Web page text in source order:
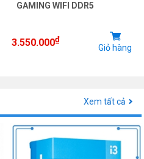
GAMING WIFI DDR5
3.550.000₫
Giỏ hàng
Xem tất cả